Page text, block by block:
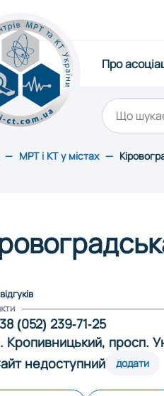
Про асоціацію
Публікації
Щорічний рейтинг
Статистика
Стати партнером
Контакти
Про
— МРТ і КТ у містах —
(052) 239-71-25
Кропивницький, просп.
недоступний
додати